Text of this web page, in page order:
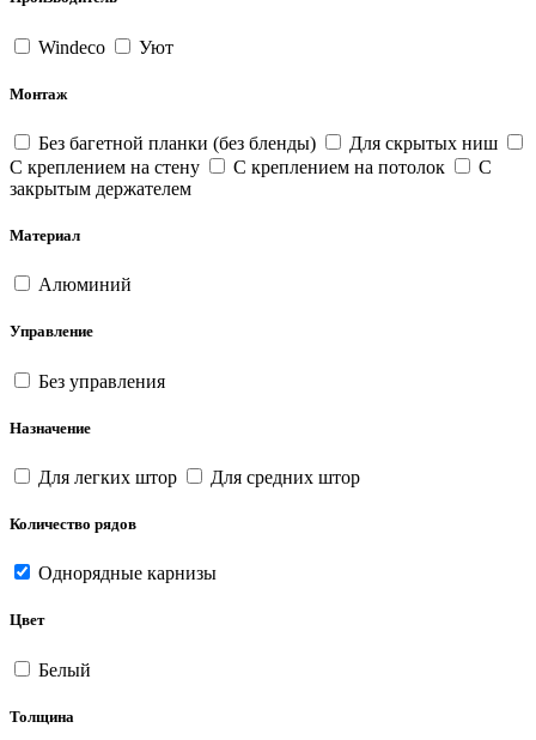
Windeco Уют
Монтаж
Без багетной планки (без бленды)
Для скрытых ниш
С креплением на стену
С креплением на потолок
С
закрытым держателем
Материал
Алюминий
Управление
Без управления
Назначение
Для легких штор Для средних штор
Количество рядов
Однорядные карнизы
Цвет
Белый
Толщина